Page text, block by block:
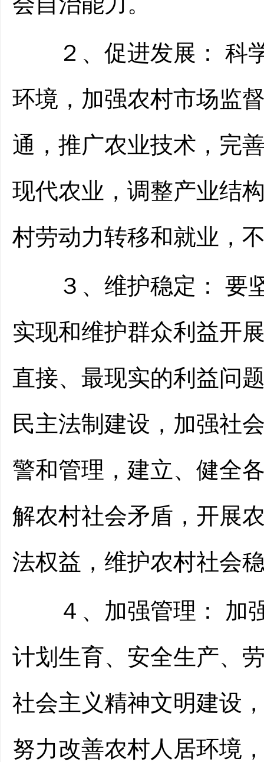
２、促进发展： 科学
环境，加强农村市场监
通，推广农业技术，完
现代农业，调整产业结
村劳动力转移和就业，
３、维护稳定： 要坚
实现和维护群众利益开
直接、最现实的利益问
民主法制建设，加强社
警和管理，建立、健全
解农村社会矛盾，开展
法权益，维护农村社会
４、加强管理： 加强
计划生育、安全生产、
社会主义精神文明建设
努力改善农村人居环境